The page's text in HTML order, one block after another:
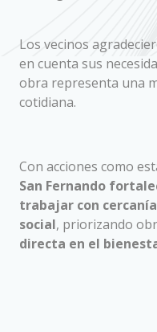
Los vecinos
en cuenta sus
obra representa una
cotidiana.
Con acciones como
San Fernando
trabajar con
social, priorizando
directa en el